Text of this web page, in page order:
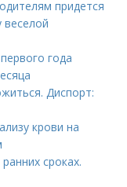
придется
веселой
года
Диспорт:
крови на
сроках.